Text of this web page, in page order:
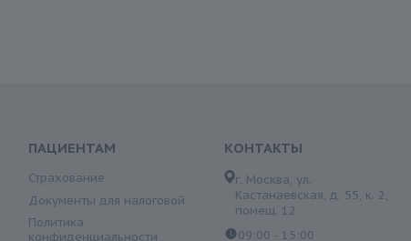
ПАЦИЕНТАМ
Страхование
Документы для налоговой
Политика
конфиденциальности
КОНТАКТЫ
г. Москва, ул.
Кастанаевская, д. 55, к. 2,
помещ. 12
09:00 - 15:00